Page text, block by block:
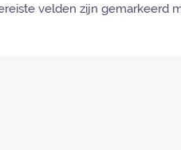
velden zijn gemarkeerd